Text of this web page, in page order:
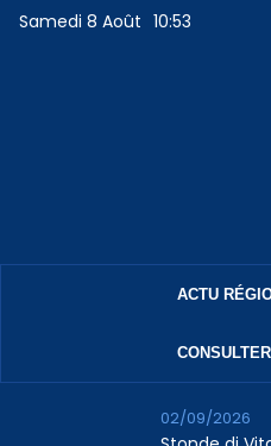
Samedi 8 Août 10:53
ACTU
02/09/2026